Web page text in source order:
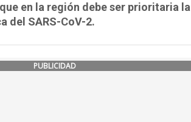
en la región debe ser prioritaria la
del SARS-CoV-2.
PUBLICIDAD